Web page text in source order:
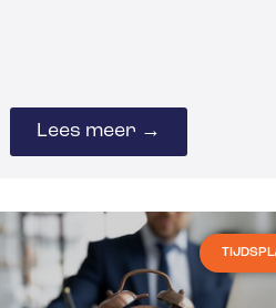
Lees meer →